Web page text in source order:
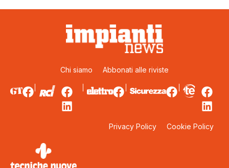
Chi siamo Abbonati alle riviste
Privacy Policy Cookie Policy